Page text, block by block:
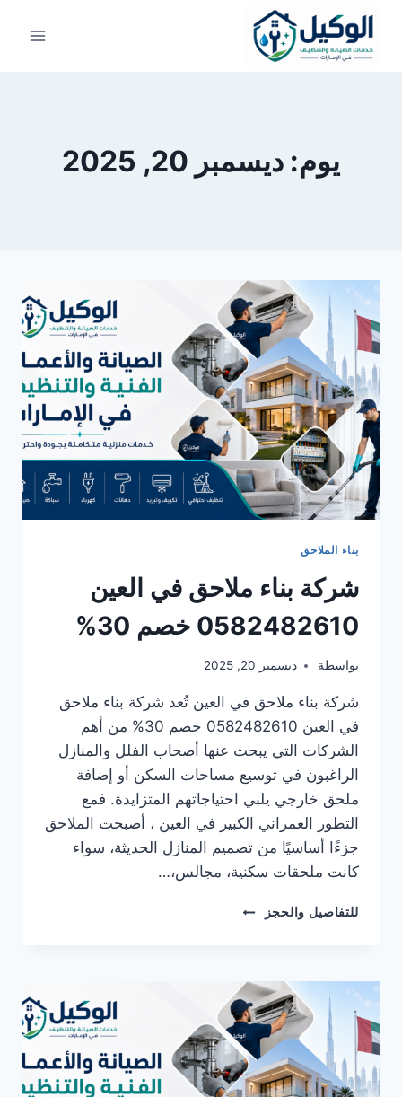
التجاوز
المحتوى
يوم: ديسمبر 20, 2025
بناء الملاحق
شركة بناء ملاحق في العين
0582482610 خصم 30%
بواسطة ديسمبر 20, 2025
شركة بناء ملاحق في العين تُعد شركة بناء ملاحق
في العين 0582482610 خصم 30% من أهم
الشركات التي يبحث عنها أصحاب الفلل والمنازل
الراغبون في توسيع مساحات السكن أو إضافة
ملحق خارجي يلبي احتياجاتهم المتزايدة. فمع
التطور العمراني الكبير في العين ، أصبحت الملاحق
جزءًا أساسيًا من تصميم المنازل الحديثة، سواء
كانت ملحقات سكنية، مجالس،…
للتفاصيل والحجز
شركة
العين
0582482610
خصم
30%